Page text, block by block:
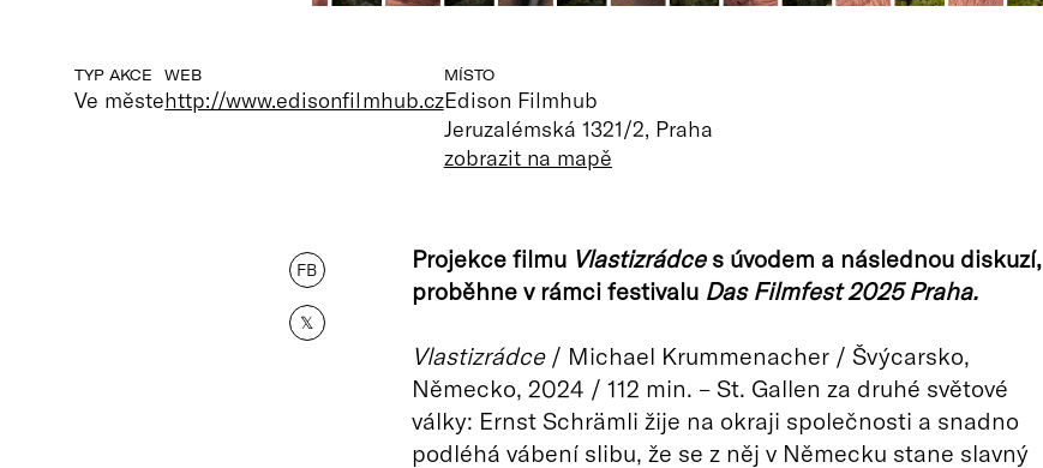
TYP AKCE
Ve měste
WEB
http://www.edisonfilmhub.cz
MÍSTO
Edison Filmhub
Jeruzalémská 1321/2, Praha
zobrazit na mapě
FB
𝕏
Projekce filmu Vlastizrádces úvodem a následnou diskuzí,
proběhne v rámci festivalu Das Filmfest 2025 Praha.
Vlastizrádce/ Michael Krummenacher / Švýcarsko,
Německo, 2024 / 112 min. – St. Gallen za druhé světové
války: Ernst Schrämli žije na okraji společnosti a snadno
podléhá vábení slibu, že se z něj v Německu stane slavný